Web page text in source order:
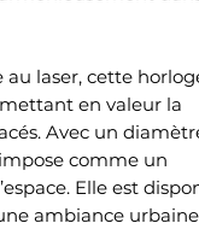
au laser, cette
en valeur la
Avec un
comme un
Elle est
ambiance